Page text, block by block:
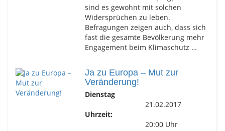
sind es gewohnt mit solchen
Widersprüchen zu leben.
Befragungen zeigen auch, dass sich
fast die gesamte Bevölkerung mehr
Engagement beim Klimaschutz …
Ja zu Europa – Mut zur
Veränderung!
Dienstag
21.02.2017
Uhrzeit:
20:00 Uhr